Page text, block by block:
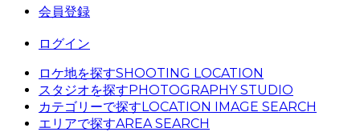
会員登録
ログイン
ロケ地を探すSHOOTING LOCATION
スタジオを探すPHOTOGRAPHY STUDIO
カテゴリーで探すLOCATION IMAGE SEARCH
エリアで探すAREA SEARCH